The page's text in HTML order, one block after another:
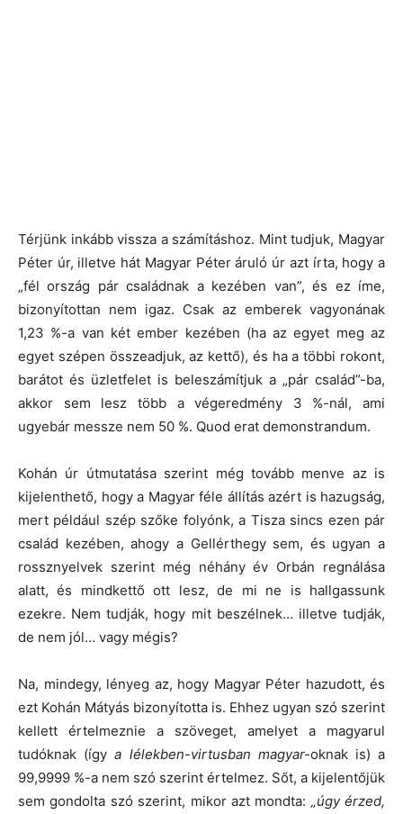
Térjünk inkább vissza a számításhoz. Mint tudjuk, Magyar
Péter úr, illetve hát Magyar Péter áruló úr azt írta, hogy a
„fél ország pár családnak a kezében van”, és ez íme,
bizonyítottan nem igaz. Csak az emberek vagyonának
1,23 %-a van két ember kezében (ha az egyet meg az
egyet szépen összeadjuk, az kettő), és ha a többi rokont,
barátot és üzletfelet is beleszámítjuk a „pár család”-ba,
akkor sem lesz több a végeredmény 3 %-nál, ami
ugyebár messze nem 50 %. Quod erat demonstrandum.
Kohán úr útmutatása szerint még tovább menve az is
kijelenthető, hogy a Magyar féle állítás azért is hazugság,
mert például szép szőke folyónk, a Tisza sincs ezen pár
család kezében, ahogy a Gellérthegy sem, és ugyan a
rossznyelvek szerint még néhány év Orbán regnálása
alatt, és mindkettő ott lesz, de mi ne is hallgassunk
ezekre. Nem tudják, hogy mit beszélnek… illetve tudják,
de nem jól… vagy mégis?
Na, mindegy, lényeg az, hogy Magyar Péter hazudott, és
ezt Kohán Mátyás bizonyította is. Ehhez ugyan szó szerint
kellett értelmeznie a szöveget, amelyet a magyarul
tudóknak (ígya lélekben-virtusban magyar-oknak is) a
99,9999 %-a nem szó szerint értelmez. Sőt, a kijelentőjük
sem gondolta szó szerint, mikor azt mondta: „úgy érzed,